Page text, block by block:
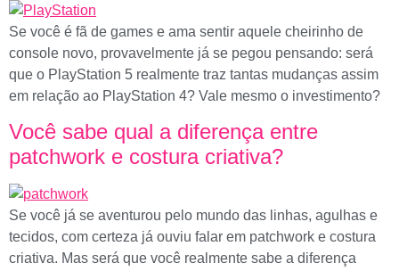
Se você é fã de games e ama sentir aquele cheirinho de
console novo, provavelmente já se pegou pensando: será
que o PlayStation 5 realmente traz tantas mudanças assim
em relação ao PlayStation 4? Vale mesmo o investimento?
Você sabe qual a diferença entre
patchwork e costura criativa?
Se você já se aventurou pelo mundo das linhas, agulhas e
tecidos, com certeza já ouviu falar em patchwork e costura
criativa. Mas será que você realmente sabe a diferença